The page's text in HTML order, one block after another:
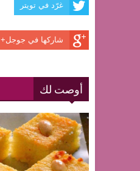
غرّد في تويتر
شاركها في جوجل+
أوصت لك